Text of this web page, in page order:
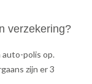
verzekering?
auto-polis op.
zijn er 3